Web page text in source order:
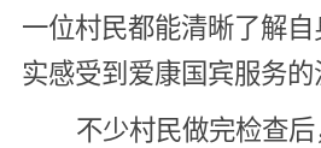
一位村民都能清晰了解
实感受到爱康国宾服务的
不少村民做完检查